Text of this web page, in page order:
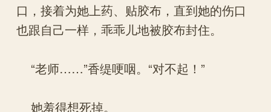
口，接着为她上药、贴胶布，直到她的伤口
也跟自己一样，乖乖儿地被胶布封住。
“老师……”香缇哽咽。“对不起！”
她羞得想死掉。